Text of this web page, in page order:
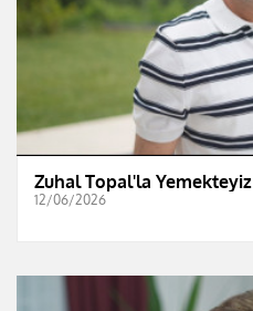
Zuhal Topal'la Yemekteyiz
12/06/2026